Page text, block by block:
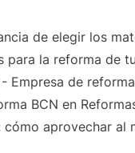
de elegir los
para la reforma de
Empresa de
BCN en
cómo aprovechar al